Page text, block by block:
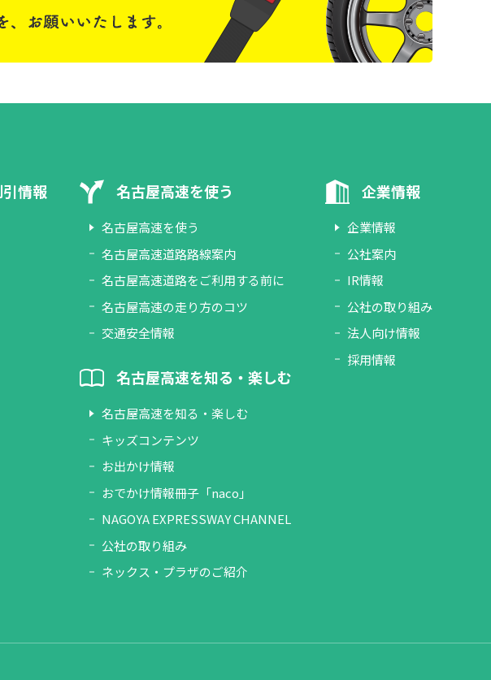
情報 名古屋高速を使う
名古屋高速を使う
名古屋高速道路路線案内
名古屋高速道路をご利用する前に
名古屋高速の走り方のコツ
交通安全情報
名古屋高速を知る・楽しむ
名古屋高速を知る・楽しむ
キッズコンテンツ
お出かけ情報
おでかけ情報冊子「naco」
NAGOYA EXPRESSWAY CHANNEL
公社の取り組み
ネックス・プラザのご紹介
企業情報
企業情報
公社案内
IR情報
公社の取り組み
法人向け情報
採用情報